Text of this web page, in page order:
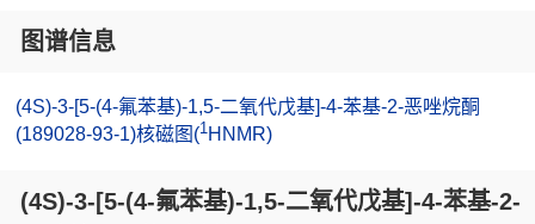
图谱信息
(4S)-3-[5-(4-氟苯基)-1,5-二氧代戊基]-4-苯基-2-恶唑烷酮
(189028-93-1)核磁图(1HNMR)
(4S)-3-[5-(4-氟苯基)-1,5-二氧代戊基]-4-苯基-2-